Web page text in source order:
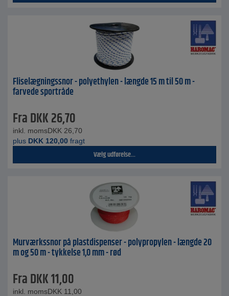
Fliselægningssnor - polyethylen - længde 15 m til 50 m -
farvede sportråde
FraDKK26,70
inkl. momsDKK 26,70
plus DKK 120,00 fragt
Vælg udførelse...
Murværkssnor på plastdispenser - polypropylen - længde 20
m og 50 m - tykkelse 1,0 mm - rød
FraDKK11,00
inkl. momsDKK 11,00